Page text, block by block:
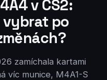
v CS2:
vybrat po
zamíchala kartami
víc munice, M4A1-S